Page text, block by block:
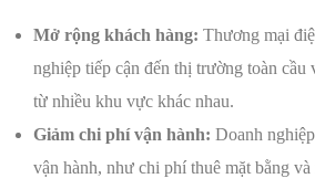
Mở rộng khách hàng: Thương mại
nghiệp tiếp cận đến thị trường toàn cầu
từ nhiều khu vực khác nhau.
Giảm chi phí vận hành: Doanh
vận hành, như chi phí thuê mặt bằng và